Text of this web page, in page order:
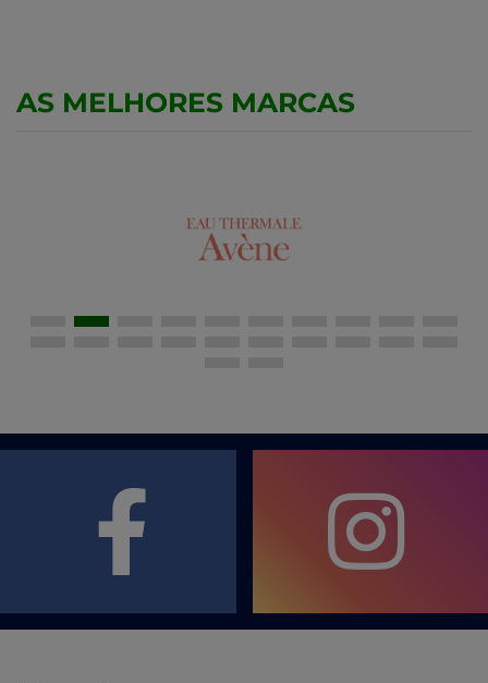
AS MELHORES MARCAS